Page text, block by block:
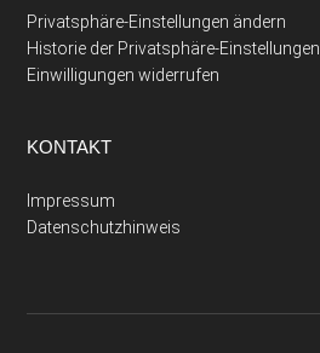
Privatsphäre-Einstellungen ändern
Historie der Privatsphäre-Einstellungen
Einwilligungen widerrufen
KONTAKT
Impressum
Datenschutzhinweis